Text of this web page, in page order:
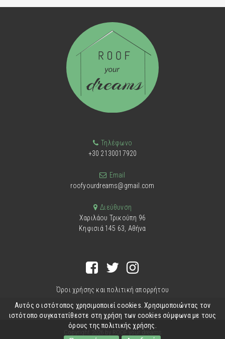
Αυτός ο ιστότοπος χρησιμοποιεί cookies. Χρησιμοποιώντας τον
ιστότοπο συγκατατίθεστε στη χρήση των cookies σύμφωνα με τους
όρους της πολιτικής χρήσης.
Τηλέφωνο
+30 2130017920
Email
roofyourdreams@gmail.com
Διεύθυνση
Χαριλάου Τρικούπη 96
Κηφισιά 145 63, Αθήνα
Όροι χρήσης και πολιτική απορρήτου
Copyright 2026 by ROOF your dreams